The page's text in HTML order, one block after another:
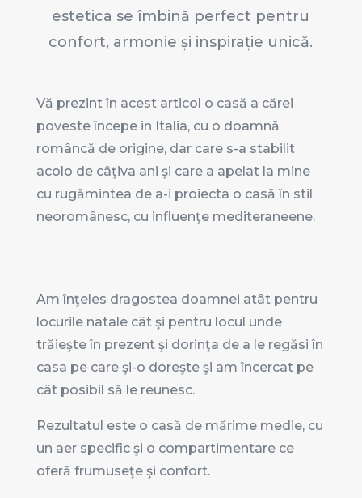
estetica se îmbină perfect pentru
confort, armonie și inspirație unică.
Vă prezint în acest articol o casă a cărei
poveste începe in Italia, cu o doamnă
româncă de origine, dar care s-a stabilit
acolo de câţiva ani şi care a apelat la mine
cu rugămintea de a-i proiecta o casă în stil
neoromânesc, cu influenţe mediteraneene.
Am înţeles dragostea doamnei atât pentru
locurile natale cât şi pentru locul unde
trăieşte în prezent şi dorinţa de a le regăsi în
casa pe care şi-o doreşte şi am încercat pe
cât posibil să le reunesc.
Rezultatul este o casă de mărime medie, cu
un aer specific şi o compartimentare ce
oferă frumuseţe şi confort.